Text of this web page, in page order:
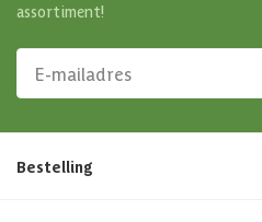
assortiment!
Bestelling